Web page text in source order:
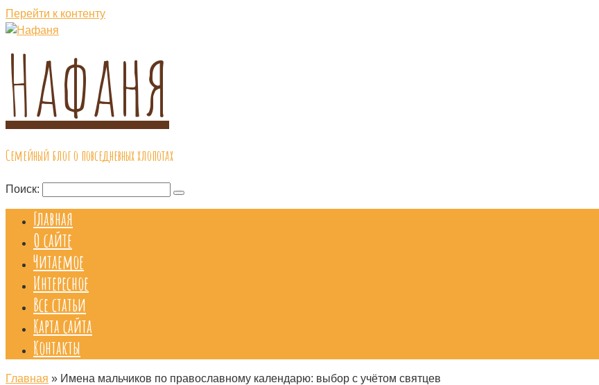
Перейти к контенту
Нафаня
Семейный блог о повседневных хлопотах
Поиск:
Главная
О сайте
Читаемое
Интересное
Все статьи
Карта сайта
Контакты
Главная » Имена мальчиков по православному календарю: выбор с учётом святцев